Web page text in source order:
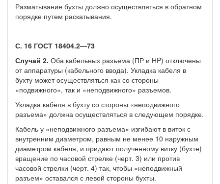
Разматывание бухты должно осуществляться в обратном
порядке путем раскатывания.
С. 16 ГОСТ 18404.2—73
Случай 2. Оба кабельных разъема (ПР и HP) отключены
от аппаратуры (ка­бельного ввода). Укладка кабеля в
бухту может осуществляться как со сто­роны
«подвижного», так и «неподвижного» разъемов.
Укладка кабеля в бухту со стороны «неподвижного
разъема» должна осу­ществляться в следующем порядке.
Кабель у «неподвижного разъема» изгибают в виток с
внутренним диамет­ром, равным не менее 10 наружным
диаметром кабеля, и придают полученному витку (бухте)
вращение по часовой стрелке (черт. 3) или против
часовой стрел­ки (черт. 4) так, чтобы «неподвижный
разъем» оставался с левой стороны бухты.